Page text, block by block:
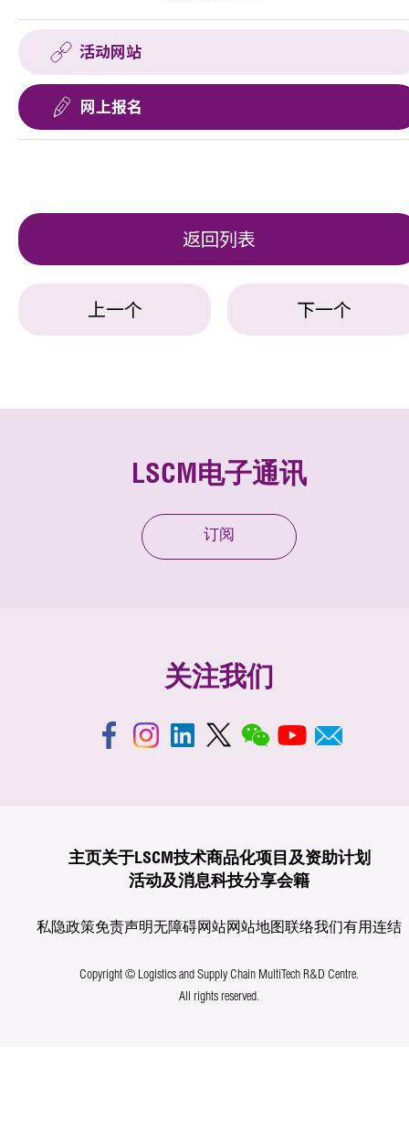
活动网站
网上报名
返回列表
上一个 下一个
LSCM电子通讯
订阅
关注我们
主页关于LSCM技术商品化项目及资助计划
活动及消息科技分享会籍
私隐政策免责声明无障碍网站网站地图联络我们有用连结
Copyright © Logistics and Supply Chain MultiTech R&D Centre.
All rights reserved.